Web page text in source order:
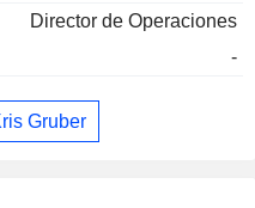
Director de Operaciones
-
Gruber